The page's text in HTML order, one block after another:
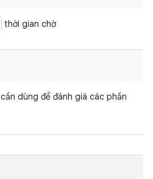
thời gian chờ
cần dùng để đánh giá các phần